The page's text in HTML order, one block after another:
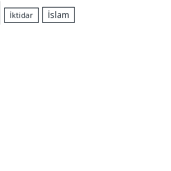
İktidar İslam